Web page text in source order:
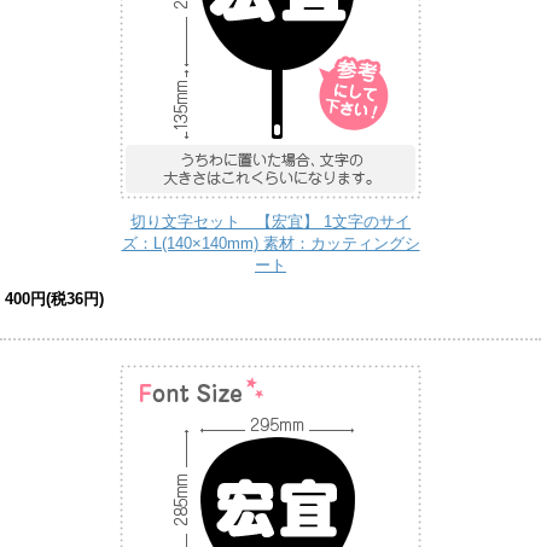
切り文字セット 【宏宜】 1文字のサイ
ズ：L(140×140mm) 素材：カッティングシ
ート
400円(税36円)